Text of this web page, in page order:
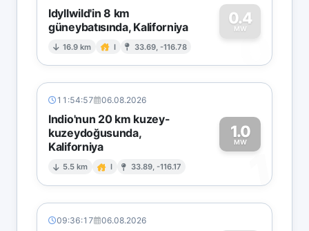
Idyllwild'in 8 km
güneybatısında, Kaliforniya
16.9 km I 33.69, -116.78
0.4
MW
0
11:54:57 06.08.2026
Indio'nun 20 km kuzey-
kuzeydoğusunda,
Kaliforniya
5.5 km I 33.89, -116.17
1.0
MW
1
09:36:17 06.08.2026